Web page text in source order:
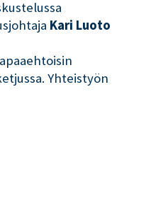
Kari Luoto
Yhteistyön